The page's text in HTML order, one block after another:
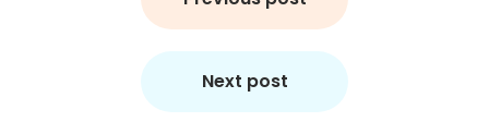
Next post